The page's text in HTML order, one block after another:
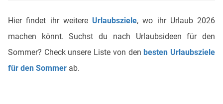
Hier findet ihr weitere Urlaubsziele, wo ihr Urlaub 2026
machen könnt. Suchst du nach Urlaubsideen für den
Sommer? Check unsere Liste von denbesten Urlaubsziele
für den Sommer ab.